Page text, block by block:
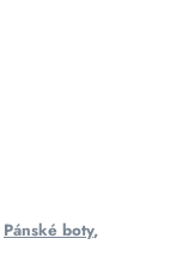
Pánské boty,